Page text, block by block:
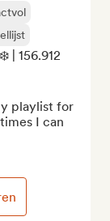
| 156.912
playlist for
I can